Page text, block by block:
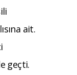
ait.
geçti.